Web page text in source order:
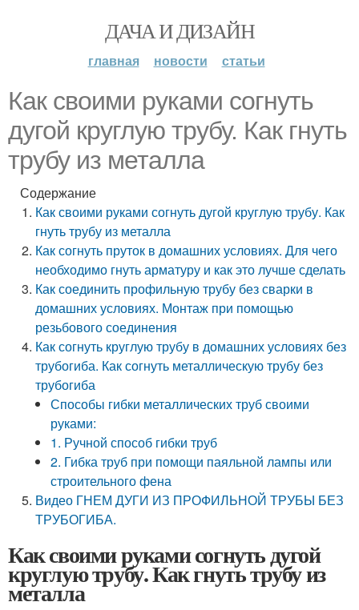
ДАЧА И ДИЗАЙН
главная новости статьи
Как своими руками согнуть
дугой круглую трубу. Как гнуть
трубу из металла
Содержание
Как своими руками согнуть дугой круглую трубу. Как
гнуть трубу из металла
Как согнуть пруток в домашних условиях. Для чего
необходимо гнуть арматуру и как это лучше сделать
Как соединить профильную трубу без сварки в
домашних условиях. Монтаж при помощью
резьбового соединения
Как согнуть круглую трубу в домашних условиях без
трубогиба. Как согнуть металлическую трубу без
трубогиба
Способы гибки металлических труб своими
руками:
1. Ручной способ гибки труб
2. Гибка труб при помощи паяльной лампы или
строительного фена
Видео ГНЕМ ДУГИ ИЗ ПРОФИЛЬНОЙ ТРУБЫ БЕЗ
ТРУБОГИБА.
Как своими руками согнуть дугой
круглую трубу. Как гнуть трубу из
металла